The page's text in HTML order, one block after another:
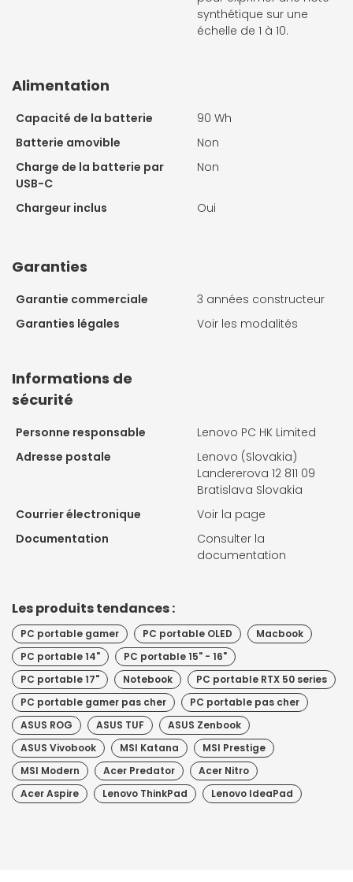
synthétique sur une
échelle de 1 à 10.
Alimentation
Capacité de la batterie
90 Wh
Batterie amovible
Non
Charge de la batterie par
USB-C
Non
Chargeur inclus Oui
Garanties
Garantie commerciale
3 années constructeur
Garanties légales
Voir les modalités
Informations de
sécurité
Personne responsable
Lenovo PC HK Limited
Adresse postale
Lenovo (Slovakia)
Landererova 12 811 09
Bratislava Slovakia
Courrier électronique
Voir la page
Documentation
Consulter la
documentation
Les produits tendances :
PC portable gamer PC portable OLED
Macbook
PC portable 14"
PC portable 15" - 16"
PC portable 17"
Notebook
PC portable RTX 50 series
PC portable gamer pas cher
PC portable pas cher
ASUS ROG
ASUS TUF
ASUS Zenbook
ASUS Vivobook
MSI Katana
MSI Prestige
MSI Modern
Acer Predator
Acer Nitro
Acer Aspire
Lenovo ThinkPad Lenovo IdeaPad